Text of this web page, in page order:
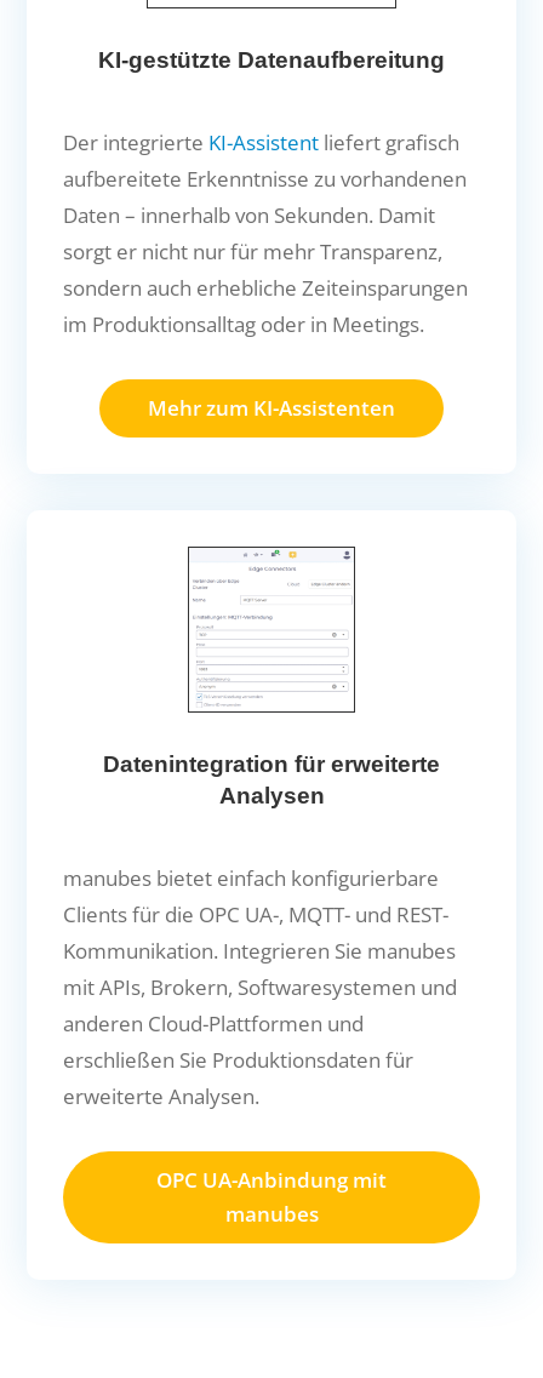
KI-gestützte Datenaufbereitung
Der integrierte KI-Assistent liefert grafisch
aufbereitete Erkenntnisse zu vorhandenen
Daten – innerhalb von Sekunden. Damit
sorgt er nicht nur für mehr Transparenz,
sondern auch erhebliche Zeiteinsparungen
im Produktionsalltag oder in Meetings.
Mehr zum KI-Assistenten
Datenintegration für erweiterte
Analysen
manubes bietet einfach konfigurierbare
Clients für die OPC UA-, MQTT- und REST-
Kommunikation. Integrieren Sie manubes
mit APIs, Brokern, Softwaresystemen und
anderen Cloud-Plattformen und
erschließen Sie Produktionsdaten für
erweiterte Analysen.
OPC UA-Anbindung mit
manubes